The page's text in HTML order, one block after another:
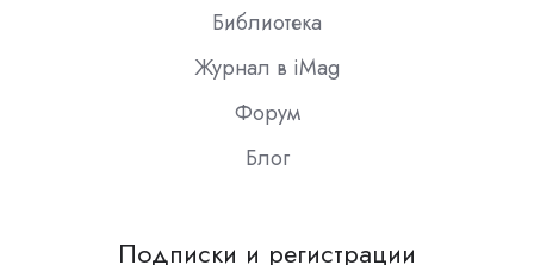
Библиотека
Журнал в iMag
Форум
Блог
Подписки и регистрации